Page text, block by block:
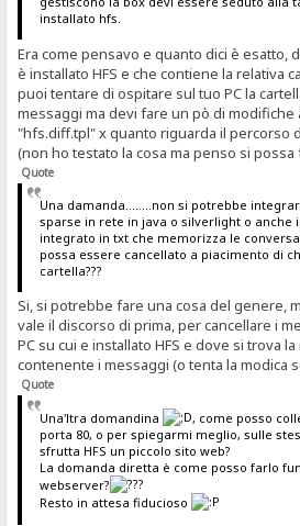
installato hfs.
Era come pensavo e quanto dici è esatto,
è installato HFS e che contiene la relativa
puoi tentare di ospitare sul tuo PC la
messaggi ma devi fare un pò di modifiche
"hfs.diff.tpl" x quanto riguarda il percorso
(non ho testato la cosa ma penso si possa
Quote
Una damanda........non si potrebbe
sparse in rete in java o silverlight o anche
integrato in txt che memorizza le
possa essere cancellato a piacimento di
cartella???
Si, si potrebbe fare una cosa del genere,
vale il discorso di prima, per cancellare i
PC su cui e installato HFS e dove si trova
contenente i messaggi (o tenta la modica
Quote
Una'ltra domandina
, come posso
porta 80, o per spiegarmi meglio, sulle
sfrutta HFS un piccolo sito web?
La domanda diretta è come posso farlo
webserver?
Resto in attesa fiducioso